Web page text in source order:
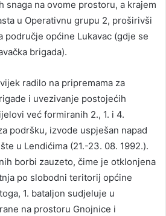
snaga na ovome prostoru, a krajem
u Operativnu grupu 2, proširivši
područje općine Lukavac (gdje se
brigada).
radilo na pripremama za
i uvezivanje postojećih
već formiranih 2., 1. i 4.
podršku, izvode uspješan napad
u Lendićima (21.-23. 08. 1992.).
borbi zauzeto, čime je otklonjena
po slobodni teritorij općine
1. bataljon sudjeluje u
na prostoru Gnojnice i